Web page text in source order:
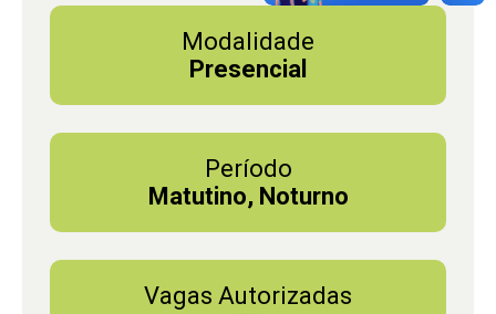
Modalidade
Presencial
Período
Matutino, Noturno
Vagas Autorizadas